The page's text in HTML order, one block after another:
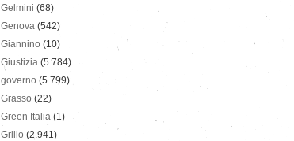
Gelmini (68)
Genova (542)
Giannino (10)
Giustizia (5.784)
governo (5.799)
Grasso (22)
Green Italia (1)
Grillo (2.941)